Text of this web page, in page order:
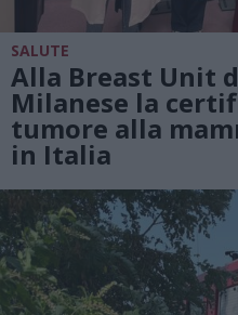
SALUTE
Alla Breast Unit
Milanese la
tumore alla
in Italia